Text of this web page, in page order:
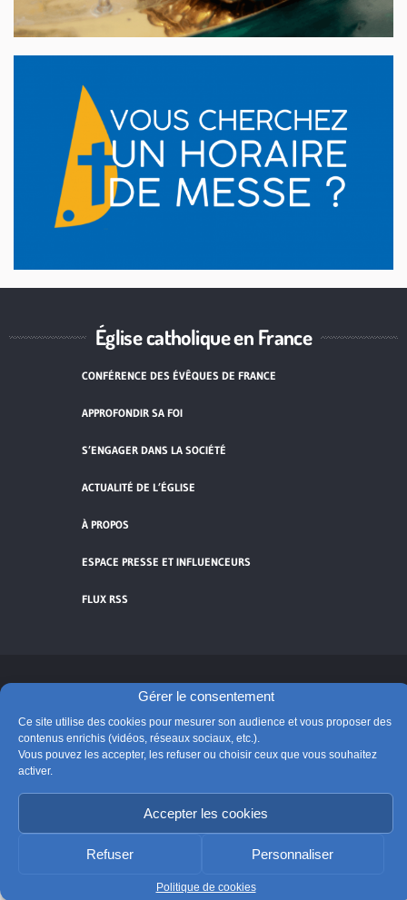
Gérer le consentement
Ce site utilise des cookies pour mesurer son audience et vous proposer des
contenus enrichis (vidéos, réseaux sociaux, etc.).
Vous pouvez les accepter, les refuser ou choisir ceux que vous souhaitez
activer.
Accepter les cookies
Refuser Personnaliser
Politique de cookies
Église catholique en France
CONFÉRENCE DES ÉVÊQUES DE FRANCE
APPROFONDIR SA FOI
S’ENGAGER DANS LA SOCIÉTÉ
ACTUALITÉ DE L’ÉGLISE
À PROPOS
ESPACE PRESSE ET INFLUENCEURS
FLUX RSS
Cliquez pour accepter les cookies de
contenu.
© Église catholique en France
Édité par la Conférence des évêques de France